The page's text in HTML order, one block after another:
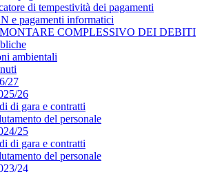
di tempestività dei pagamenti
e pagamenti informatici
COMPLESSIVO DEI DEBITI
ambientali
27
26
di gara e contratti
del personale
25
di gara e contratti
del personale
24